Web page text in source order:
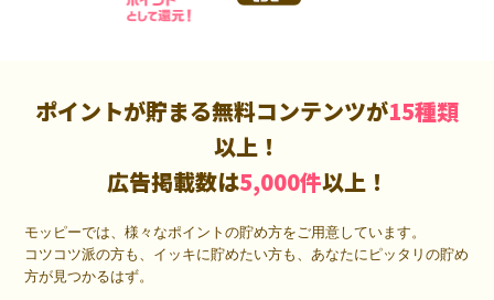
ポイントが貯まる無料コンテンツが15種類
以上！
広告掲載数は5,000件以上！
モッピーでは、様々なポイントの貯め方をご用意しています。
コツコツ派の方も、イッキに貯めたい方も、あなたにピッタリの貯め
方が見つかるはず。